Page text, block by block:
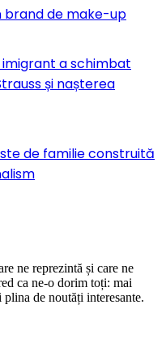
brand de make-up
imigrant a schimbat
și nașterea
de familie construită
ne reprezintă și care ne
ca ne-o dorim toți: mai
de noutăți interesante.